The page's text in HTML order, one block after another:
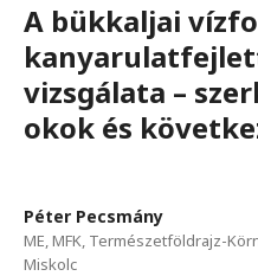
A bükkaljai
vizsgálata –
okok és
Péter Pecsmány
ME, MFK, Természetföldrajz-
Miskolc